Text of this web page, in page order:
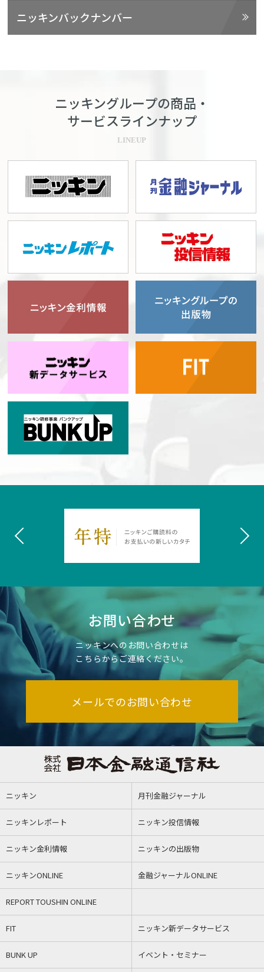
ニッキンバックナンバー
ニッキングループの商品・
サービスラインナップ
LINEUP
お問い合わせ
ニッキンへのお問い合わせは
こちらからご連絡ください。
メールでのお問い合わせ
ニッキン 月刊金融ジャーナル
ニッキンレポート ニッキン投信情報
ニッキン金利情報 ニッキンの出版物
ニッキンONLINE 金融ジャーナルONLINE
REPORT TOUSHIN ONLINE
FIT ニッキン新データサービス
BUNK UP イベント・セミナー